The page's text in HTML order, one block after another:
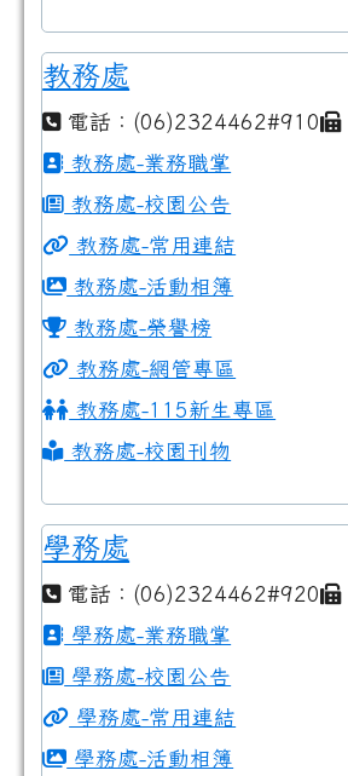
教務處
電話：(06)2324462#910
教務處-業務職掌
教務處-校園公告
教務處-常用連結
教務處-活動相簿
教務處-榮譽榜
教務處-網管專區
教務處-115新生專區
教務處-校園刊物
學務處
電話：(06)2324462#920
學務處-業務職掌
學務處-校園公告
學務處-常用連結
學務處-活動相簿